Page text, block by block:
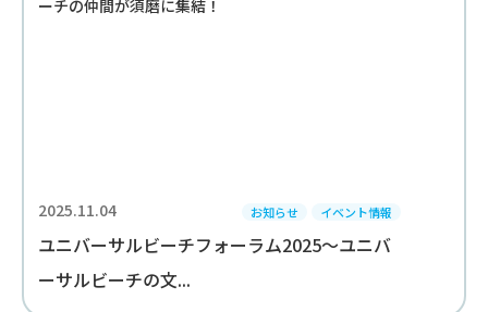
2025.11.04 お知らせ イベント情報
ユニバーサルビーチフォーラム2025～ユニバ
ーサルビーチの文...